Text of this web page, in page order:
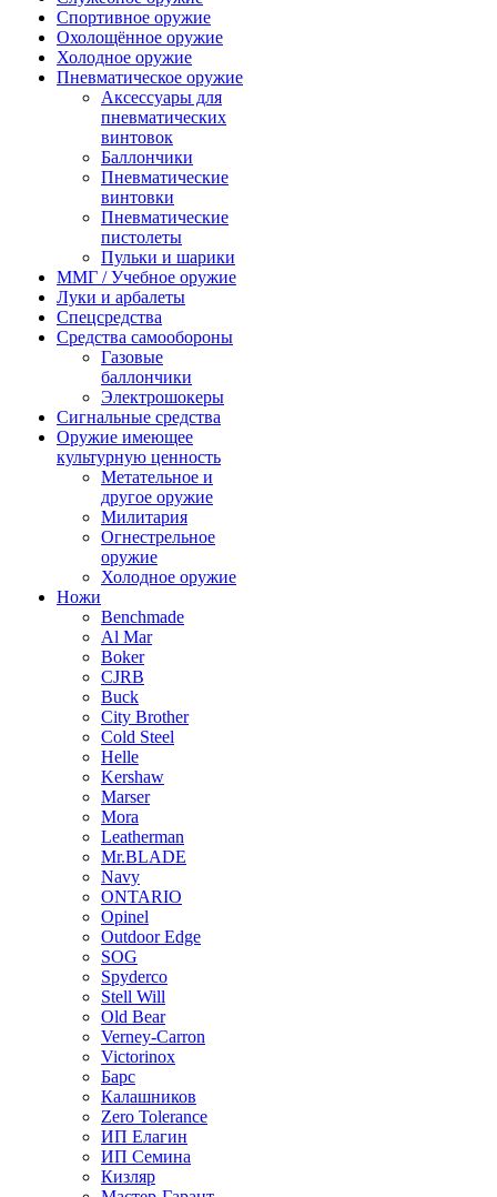
Спортивное оружие
Охолощённое оружие
Холодное оружие
Пневматическое оружие
Аксессуары для
пневматических
винтовок
Баллончики
Пневматические
винтовки
Пневматические
пистолеты
Пульки и шарики
ММГ / Учебное оружие
Луки и арбалеты
Спецсредства
Средства самообороны
Газовые
баллончики
Электрошокеры
Сигнальные средства
Оружие имеющее
культурную ценность
Метательное и
другое оружие
Милитария
Огнестрельное
оружие
Холодное оружие
Ножи
Benchmade
Al Mar
Boker
CJRB
Buck
City Brother
Cold Steel
Helle
Kershaw
Marser
Mora
Leatherman
Mr.BLADE
Navy
ONTARIO
Opinel
Outdoor Edge
SOG
Spyderco
Stell Will
Old Bear
Verney-Carron
Victorinox
Барс
Калашников
Zero Tolerance
ИП Елагин
ИП Семина
Кизляр